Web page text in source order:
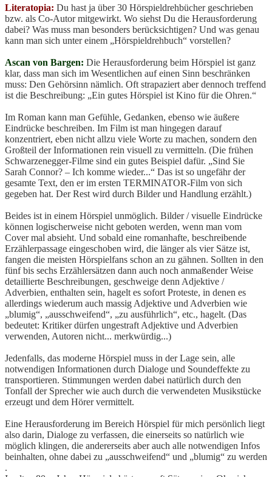
Literatopia: Du hast ja über 30 Hörspieldrehbücher geschrieben
bzw. als Co-Autor mitgewirkt. Wo siehst Du die Herausforderung
dabei? Was muss man besonders berücksichtigen? Und was genau
kann man sich unter einem „Hörspieldrehbuch“ vorstellen?
Ascan von Bargen: Die Herausforderung beim Hörspiel ist ganz
klar, dass man sich im Wesentlichen auf einen Sinn beschränken
muss: Den Gehörsinn nämlich. Oft strapaziert aber dennoch treffend
ist die Beschreibung: „Ein gutes Hörspiel ist Kino für die Ohren.“
Im Roman kann man Gefühle, Gedanken, ebenso wie äußere
Eindrücke beschreiben. Im Film ist man hingegen darauf
konzentriert, eben nicht allzu viele Worte zu machen, sondern den
Großteil der Informationen rein visuell zu vermitteln. (Die frühen
Schwarzenegger-Filme sind ein gutes Beispiel dafür. „Sind Sie
Sarah Connor? – Ich komme wieder...“ Das ist so ungefähr der
gesamte Text, den er im ersten TERMINATOR-Film von sich
gegeben hat. Der Rest wird durch Bilder und Handlung erzählt.)
Beides ist in einem Hörspiel unmöglich. Bilder / visuelle Eindrücke
können logischerweise nicht geboten werden, wenn man vom
Cover mal absieht. Und sobald eine romanhafte, beschreibende
Erzählerpassage eingeschoben wird, die länger als vier Sätze ist,
fangen die meisten Hörspielfans schon an zu gähnen. Sollten in den
fünf bis sechs Erzählersätzen dann auch noch anmaßender Weise
detaillierte Beschreibungen, geschweige denn Adjektive /
Adverbien, enthalten sein, hagelt es sofort Proteste, in denen es
allerdings wiederum auch massig Adjektive und Adverbien wie
„blumig“, „ausschweifend“, „zu ausführlich“, etc., hagelt. (Das
bedeutet: Kritiker dürfen ungestraft Adjektive und Adverbien
verwenden, Autoren nicht... merkwürdig...)
Jedenfalls, das moderne Hörspiel muss in der Lage sein, alle
notwendigen Informationen durch Dialoge und Soundeffekte zu
transportieren. Stimmungen werden dabei natürlich durch den
Tonfall der Sprecher wie auch durch die verwendeten Musikstücke
erzeugt und dem Hörer vermittelt.
Eine Herausforderung im Bereich Hörspiel für mich persönlich liegt
also darin, Dialoge zu verfassen, die einerseits so natürlich wie
möglich klingen, die andererseits aber auch alle notwendigen Infos
beinhalten, ohne dabei zu „ausschweifend“ und „blumig“ zu werden
.